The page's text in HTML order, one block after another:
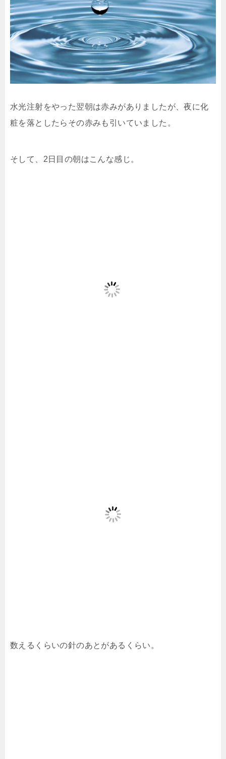
水光注射をやった翌朝は赤みがありましたが、夜に化
粧を落としたらその赤みも引いていました。
そして、2日目の朝はこんな感じ。
数えるくらいの針のあとがあるくらい。